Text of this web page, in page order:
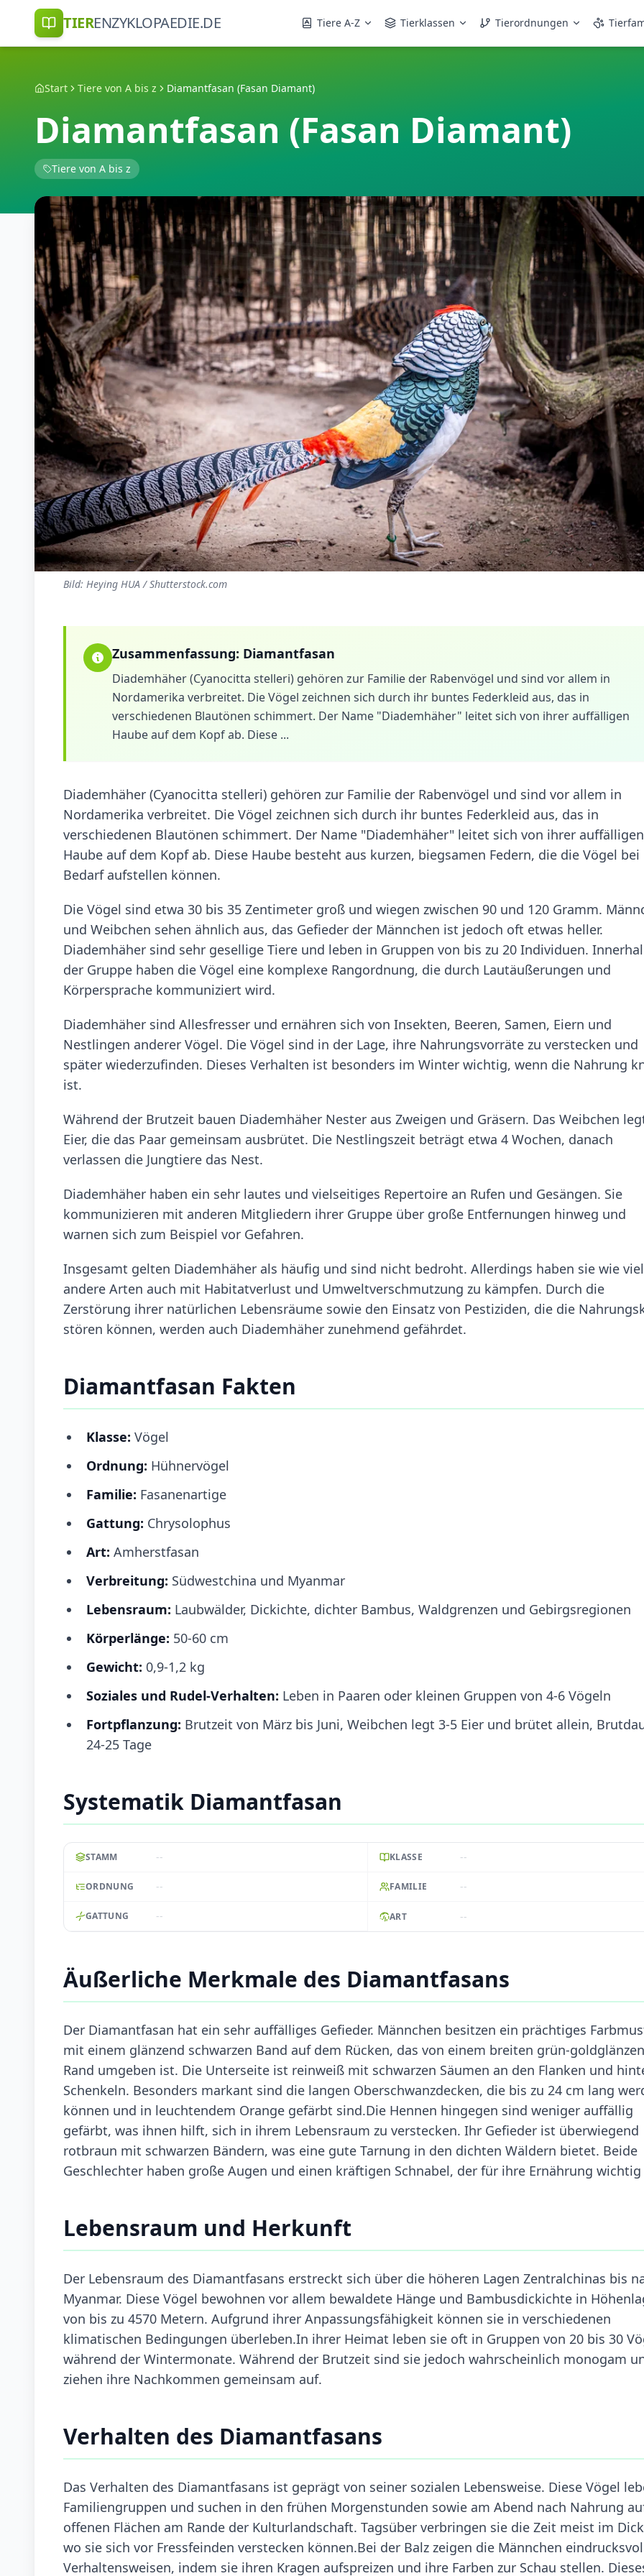
TIERENZYKLOPAEDIE.DE Tiere A-Z Tierklassen Tierordnungen
Start Tiere von A bis z Diamantfasan (Fasan Diamant)
Diamantfasan (Fasan Diamant)
Tiere von A bis z
Bild: Heying HUA / Shutterstock.com
Zusammenfassung: Diamantfasan
Diademhäher (Cyanocitta stelleri) gehören zur Familie der Rabenvögel und sind vor allem in
Nordamerika verbreitet. Die Vögel zeichnen sich durch ihr buntes Federkleid aus, das in
verschiedenen Blautönen schimmert. Der Name "Diademhäher" leitet sich von ihrer auffälligen
Haube auf dem Kopf ab. Diese ...
Diademhäher (Cyanocitta stelleri) gehören zur Familie der Rabenvögel und sind vor allem in
Nordamerika verbreitet. Die Vögel zeichnen sich durch ihr buntes Federkleid aus, das in
verschiedenen Blautönen schimmert. Der Name "Diademhäher" leitet sich von ihrer auffälligen
Haube auf dem Kopf ab. Diese Haube besteht aus kurzen, biegsamen Federn, die die Vögel bei
Bedarf aufstellen können.
Die Vögel sind etwa 30 bis 35 Zentimeter groß und wiegen zwischen 90 und 120 Gramm.
und Weibchen sehen ähnlich aus, das Gefieder der Männchen ist jedoch oft etwas heller.
Diademhäher sind sehr gesellige Tiere und leben in Gruppen von bis zu 20 Individuen.
der Gruppe haben die Vögel eine komplexe Rangordnung, die durch Lautäußerungen und
Körpersprache kommuniziert wird.
Diademhäher sind Allesfresser und ernähren sich von Insekten, Beeren, Samen, Eiern und
Nestlingen anderer Vögel. Die Vögel sind in der Lage, ihre Nahrungsvorräte zu verstecken und
später wiederzufinden. Dieses Verhalten ist besonders im Winter wichtig, wenn die Nahrung
ist.
Während der Brutzeit bauen Diademhäher Nester aus Zweigen und Gräsern. Das Weibchen
Eier, die das Paar gemeinsam ausbrütet. Die Nestlingszeit beträgt etwa 4 Wochen, danach
verlassen die Jungtiere das Nest.
Diademhäher haben ein sehr lautes und vielseitiges Repertoire an Rufen und Gesängen. Sie
kommunizieren mit anderen Mitgliedern ihrer Gruppe über große Entfernungen hinweg und
warnen sich zum Beispiel vor Gefahren.
Insgesamt gelten Diademhäher als häufig und sind nicht bedroht. Allerdings haben sie wie
andere Arten auch mit Habitatverlust und Umweltverschmutzung zu kämpfen. Durch die
Zerstörung ihrer natürlichen Lebensräume sowie den Einsatz von Pestiziden, die die
stören können, werden auch Diademhäher zunehmend gefährdet.
Diamantfasan Fakten
Klasse: Vögel
Ordnung: Hühnervögel
Familie: Fasanenartige
Gattung: Chrysolophus
Art: Amherstfasan
Verbreitung: Südwestchina und Myanmar
Lebensraum: Laubwälder, Dickichte, dichter Bambus, Waldgrenzen und Gebirgsregionen
Körperlänge: 50-60 cm
Gewicht: 0,9-1,2 kg
Soziales und Rudel-Verhalten: Leben in Paaren oder kleinen Gruppen von 4-6 Vögeln
Fortpflanzung: Brutzeit von März bis Juni, Weibchen legt 3-5 Eier und brütet allein,
24-25 Tage
Systematik Diamantfasan
STAMM -- KLASSE --
ORDNUNG -- FAMILIE --
GATTUNG -- ART --
Äußerliche Merkmale des Diamantfasans
Der Diamantfasan hat ein sehr auffälliges Gefieder. Männchen besitzen ein prächtiges
mit einem glänzend schwarzen Band auf dem Rücken, das von einem breiten grün-
Rand umgeben ist. Die Unterseite ist reinweiß mit schwarzen Säumen an den Flanken und
Schenkeln. Besonders markant sind die langen Oberschwanzdecken, die bis zu 24 cm lang
können und in leuchtendem Orange gefärbt sind.Die Hennen hingegen sind weniger auffällig
gefärbt, was ihnen hilft, sich in ihrem Lebensraum zu verstecken. Ihr Gefieder ist überwiegend
rotbraun mit schwarzen Bändern, was eine gute Tarnung in den dichten Wäldern bietet. Beide
Geschlechter haben große Augen und einen kräftigen Schnabel, der für ihre Ernährung
Lebensraum und Herkunft
Der Lebensraum des Diamantfasans erstreckt sich über die höheren Lagen Zentralchinas bis
Myanmar. Diese Vögel bewohnen vor allem bewaldete Hänge und Bambusdickichte in
von bis zu 4570 Metern. Aufgrund ihrer Anpassungsfähigkeit können sie in verschiedenen
klimatischen Bedingungen überleben.In ihrer Heimat leben sie oft in Gruppen von 20 bis 30
während der Wintermonate. Während der Brutzeit sind sie jedoch wahrscheinlich monogam
ziehen ihre Nachkommen gemeinsam auf.
Verhalten des Diamantfasans
Das Verhalten des Diamantfasans ist geprägt von seiner sozialen Lebensweise. Diese Vögel
Familiengruppen und suchen in den frühen Morgenstunden sowie am Abend nach Nahrung
offenen Flächen am Rande der Kulturlandschaft. Tagsüber verbringen sie die Zeit meist im
wo sie sich vor Fressfeinden verstecken können.Bei der Balz zeigen die Männchen
Verhaltensweisen, indem sie ihren Kragen aufspreizen und ihre Farben zur Schau stellen.